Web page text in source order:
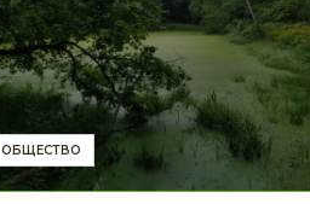
ОБЩЕСТВО